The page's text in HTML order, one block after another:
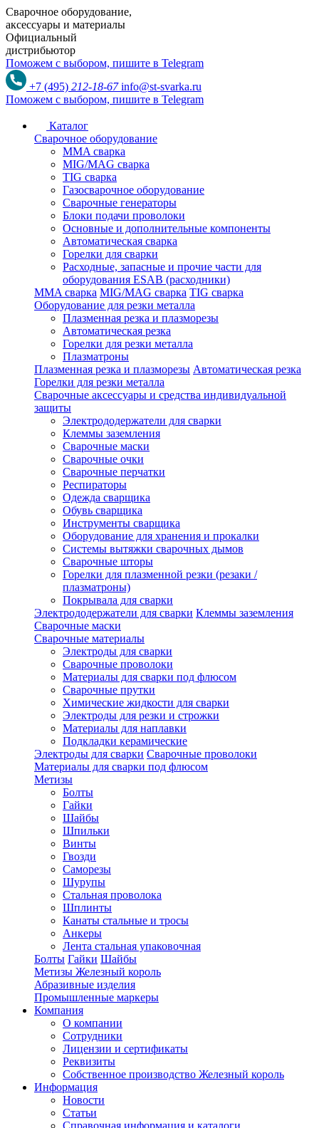
Сварочное оборудование,
аксессуары и материалы
Официальный
дистрибьютор
Поможем с выбором, пишите в Telegram
+7 (495) 212-18-67 info@st-svarka.ru
Поможем с выбором, пишите в Telegram
Каталог
Сварочное оборудование
MMA сварка
MIG/MAG сварка
TIG сварка
Газосварочное оборудование
Сварочные генераторы
Блоки подачи проволоки
Основные и дополнительные компоненты
Автоматическая сварка
Горелки для сварки
Расходные, запасные и прочие части для
оборудования ESAB (расходники)
MMA сварка MIG/MAG сварка TIG сварка
Оборудование для резки металла
Плазменная резка и плазморезы
Автоматическая резка
Горелки для резки металла
Плазматроны
Плазменная резка и плазморезы Автоматическая резка
Горелки для резки металла
Сварочные аксессуары и средства индивидуальной
защиты
Электрододержатели для сварки
Клеммы заземления
Сварочные маски
Сварочные очки
Сварочные перчатки
Респираторы
Одежда сварщика
Обувь сварщика
Инструменты сварщика
Оборудование для хранения и прокалки
Системы вытяжки сварочных дымов
Сварочные шторы
Горелки для плазменной резки (резаки /
плазматроны)
Покрывала для сварки
Электрододержатели для сварки Клеммы заземления
Сварочные маски
Сварочные материалы
Электроды для сварки
Сварочные проволоки
Материалы для сварки под флюсом
Сварочные прутки
Химические жидкости для сварки
Электроды для резки и строжки
Материалы для наплавки
Подкладки керамические
Электроды для сварки Сварочные проволоки
Материалы для сварки под флюсом
Метизы
Болты
Гайки
Шайбы
Шпильки
Винты
Гвозди
Саморезы
Шурупы
Стальная проволока
Шплинты
Канаты стальные и тросы
Анкеры
Лента стальная упаковочная
Болты Гайки Шайбы
Метизы Железный король
Абразивные изделия
Промышленные маркеры
Компания
О компании
Сотрудники
Лицензии и сертификаты
Реквизиты
Собственное производство Железный король
Информация
Новости
Статьи
Справочная информация и каталоги